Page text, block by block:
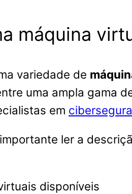
máquina
variedade de
uma ampla gama
em
ler a
disponíveis